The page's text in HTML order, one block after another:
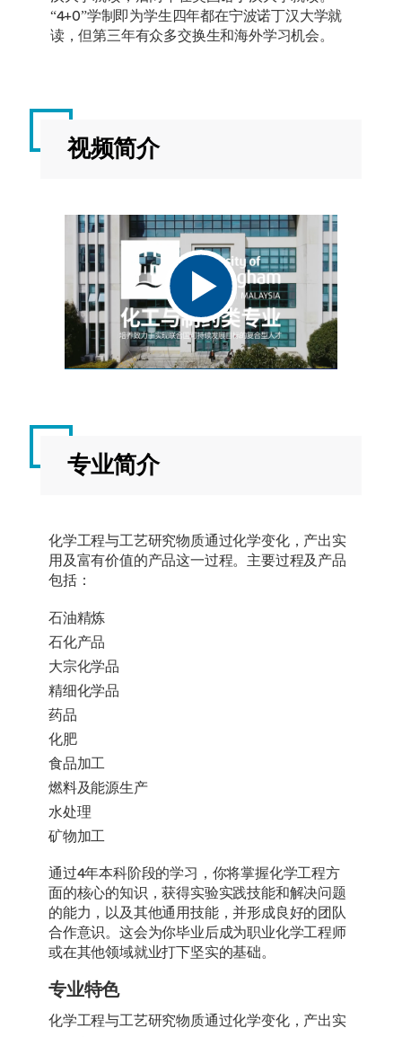
“4+0”学制即为学生四年都在宁波诺丁汉大学就
读，但第三年有众多交换生和海外学习机会。
视频简介
专业简介
化学工程与工艺研究物质通过化学变化，产出实
用及富有价值的产品这一过程。主要过程及产品
包括：
石油精炼
石化产品
大宗化学品
精细化学品
药品
化肥
食品加工
燃料及能源生产
水处理
矿物加工
通过4年本科阶段的学习，你将掌握化学工程方
面的核心的知识，获得实验实践技能和解决问题
的能力，以及其他通用技能，并形成良好的团队
合作意识。这会为你毕业后成为职业化学工程师
或在其他领域就业打下坚实的基础。
专业特色
化学工程与工艺研究物质通过化学变化，产出实